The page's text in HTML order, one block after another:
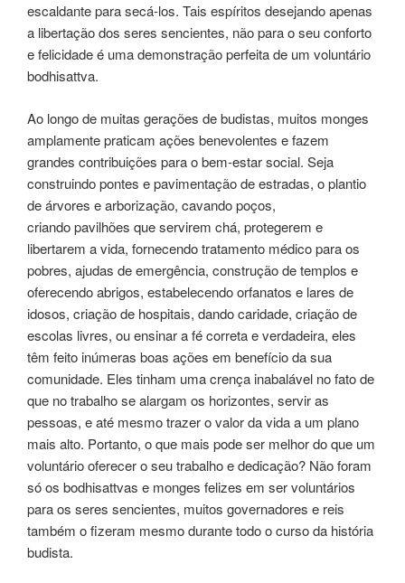
escaldante para secá-los. Tais espíritos desejando apenas
a libertação dos seres sencientes, não para o seu conforto
e felicidade é uma demonstração perfeita de um voluntário
bodhisattva.
Ao longo de muitas gerações de budistas, muitos monges
amplamente praticam ações benevolentes e fazem
grandes contribuições para o bem-estar social. Seja
construindo pontes e pavimentação de estradas, o plantio
de árvores e arborização, cavando poços,
criando pavilhões que servirem chá, protegerem e
libertarem a vida, fornecendo tratamento médico para os
pobres, ajudas de emergência, construção de templos e
oferecendo abrigos, estabelecendo orfanatos e lares de
idosos, criação de hospitais, dando caridade, criação de
escolas livres, ou ensinar a fé correta e verdadeira, eles
têm feito inúmeras boas ações em benefício da sua
comunidade. Eles tinham uma crença inabalável no fato de
que no trabalho se alargam os horizontes, servir as
pessoas, e até mesmo trazer o valor da vida a um plano
mais alto. Portanto, o que mais pode ser melhor do que um
voluntário oferecer o seu trabalho e dedicação? Não foram
só os bodhisattvas e monges felizes em ser voluntários
para os seres sencientes, muitos governadores e reis
também o fizeram mesmo durante todo o curso da história
budista.